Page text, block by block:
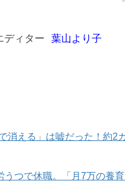
ディター 葉山より子
消える」は嘘だった！約2
うつで休職。「月7万の養